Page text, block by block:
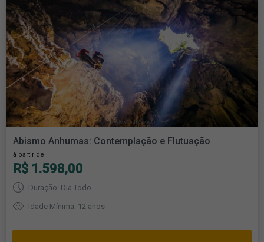
Abismo Anhumas: Contemplação e Flutuação
à partir de
R$ 1.598,00
Duração: Dia Todo
Idade Mínima: 12 anos